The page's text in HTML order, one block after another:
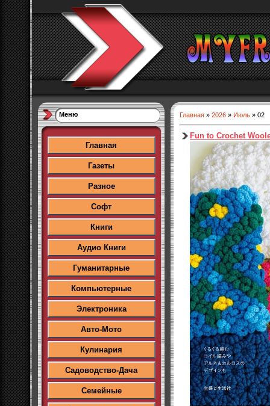
Меню
Главная
Газеты
Разное
Софт
Книги
Аудио Книги
Гуманитарные
Компьютерные
Электроника
Авто-Мото
Кулинария
Садоводство-Дача
Семейные
Главная » 2026 » Июль » 02
Fun to Crochet